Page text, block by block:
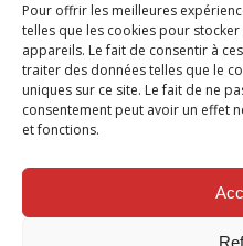
Pour offrir les meilleures
telles que les cookies pour
appareils. Le fait de consentir à
traiter des données telles que le
uniques sur ce site. Le fait de ne
consentement peut avoir un effet
et fonctions.
savoir plus sur la
commentaires sont traitées